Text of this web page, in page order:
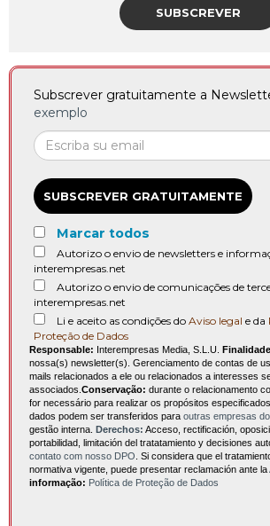
SUBSCREVER
Subscrever gratuitamente a
exemplo
SUBSCREVER GRATUITAMENTE
Marcar todos
Autorizo o envio de newsletters e
interempresas.net
Autorizo o envio de comunicações de
interempresas.net
Li e aceito as condições do Aviso legal e da
Proteção de Dados
Responsable: Interempresas Media, S.L.U.
nossa(s) newsletter(s). Gerenciamento de contas de
mails relacionados a ele ou relacionados a interesses
associados. Conservação: durante o relacionamento
for necessário para realizar os propósitos especificados.
dados podem ser transferidos para outras empresas
gestão interna. Derechos: Acceso, rectificación,
portabilidad, limitación del tratatamiento y decisiones
contato com nosso DPO . Si considera que el
normativa vigente, puede presentar reclamación ante la
informação: Política de Proteção de Dados